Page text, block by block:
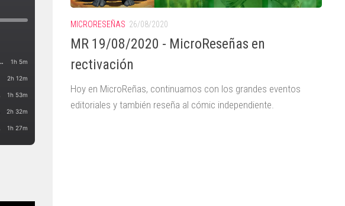
MICRORESEÑAS 26/08/2020
MR 19/08/2020 - MicroReseñas en
rectivación
Hoy en MicroReñas, continuamos con los grandes eventos
editoriales y también reseña al cómic independiente.